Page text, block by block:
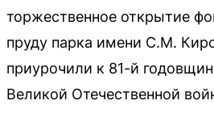
торжественное открытие
пруду парка имени С.М.
приурочили к 81-й
Великой Отечественной